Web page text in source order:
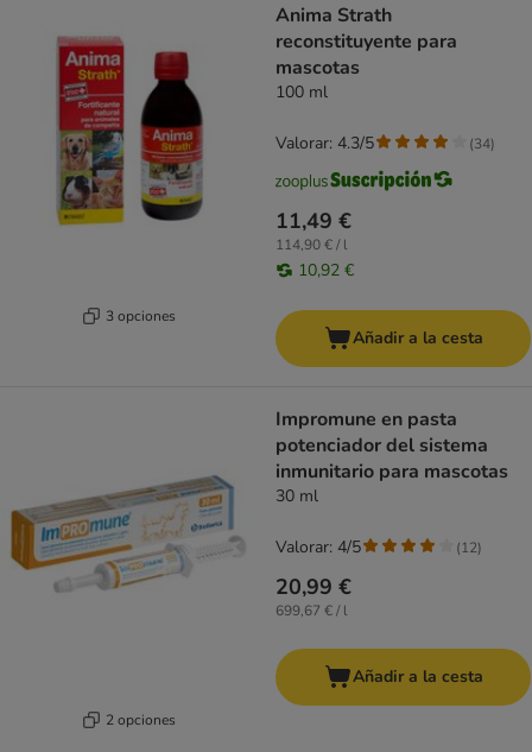
3 opciones
Anima Strath
reconstituyente para
mascotas
100 ml
11,49 €
114,90 € / l
10,92 €
Valorar: 4.3/5 (34)
Añadir a la cesta
2 opciones
Impromune en pasta
potenciador del sistema
inmunitario para mascotas
30 ml
20,99 €
699,67 € / l
Valorar: 4/5 (12)
Añadir a la cesta